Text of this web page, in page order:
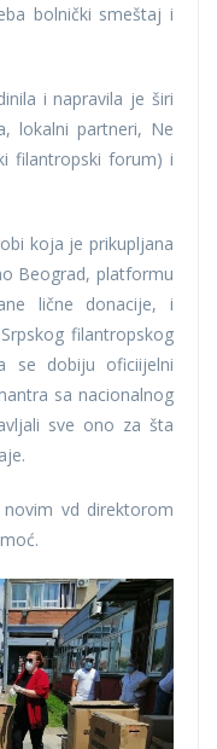
bolnički smeštaj i
i napravila je širi
lokalni partneri, Ne
filantropski forum) i
koja je prikupljana
Beograd, platformu
lične donacije, i
filantropskog
se dobiju oficiijelni
sa nacionalnog
sve ono za šta
vd direktorom